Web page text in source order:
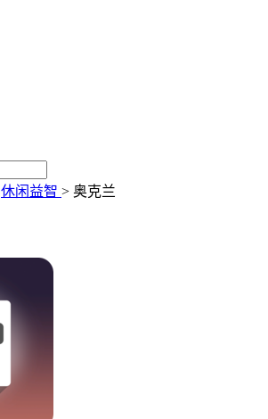
休闲益智 > 奥克兰